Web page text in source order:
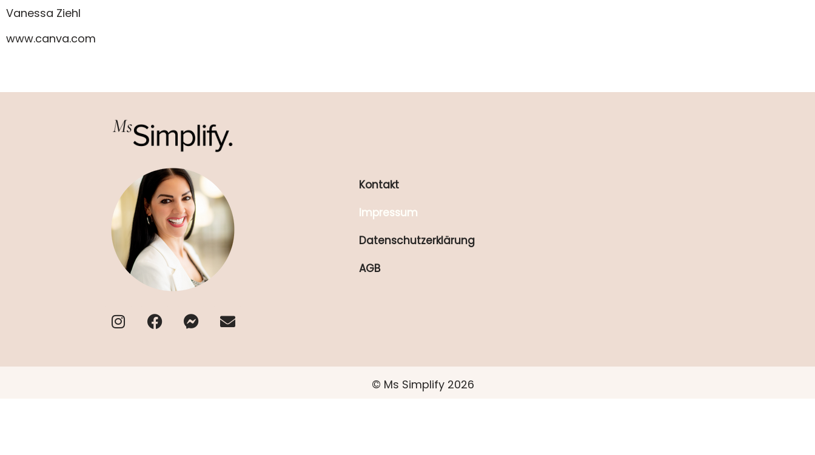
Vanessa Ziehl
www.canva.com
Kontakt
Impressum
Datenschutzerklärung
AGB
© Ms Simplify 2026